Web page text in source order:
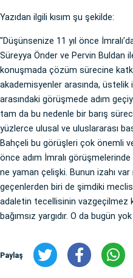
Yazıdan ilgili kısım şu şekilde:
"Düşünsenize 11 yıl önce
Süreyya Önder ve Pervin Buldan
konuşmada çözüm sürecine
akademisyenler arasında, üstelik
arasındaki görüşmede adım
tam da bu nedenle bir barış
yüzlerce ulusal ve uluslararası
Bahçeli bu görüşleri çok önemli
önce adım İmralı
ne yaman çelişki. Bunun izahı
geçenlerden biri de şimdiki
adaletin tecellisinin vazgeçilmez
bağımsız yargıdır. O da bugün
Paylaş